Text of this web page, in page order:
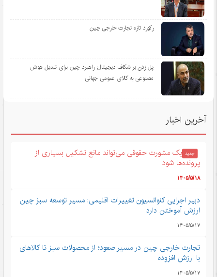
رکورد تازه تجارت خارجی چین
پل زدن بر شکاف دیجیتال: راهبرد چین برای تبدیل هوش
مصنوعی به کالای عمومی جهانی
آخرین اخبار
جدید یک مشورت حقوقی می‌تواند مانع تشکیل بسیاری از
پرونده‌ها شود
۱۴۰۵/۵/۱۸
دبیر اجرایی کنوانسیون تغییرات اقلیمی: مسیر توسعه سبز چین
ارزش آموختن دارد
۱۴۰۵/۵/۱۷
تجارت خارجی چین در مسیر صعود؛ از محصولات سبز تا کالاهای
با ارزش افزوده
۱۴۰۵/۵/۱۷